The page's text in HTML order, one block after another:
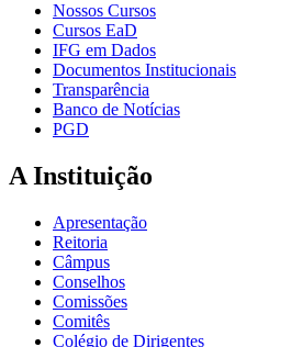
Nossos Cursos
Cursos EaD
IFG em Dados
Documentos Institucionais
Transparência
Banco de Notícias
PGD
A Instituição
Apresentação
Reitoria
Câmpus
Conselhos
Comissões
Comitês
Colégio de Dirigentes